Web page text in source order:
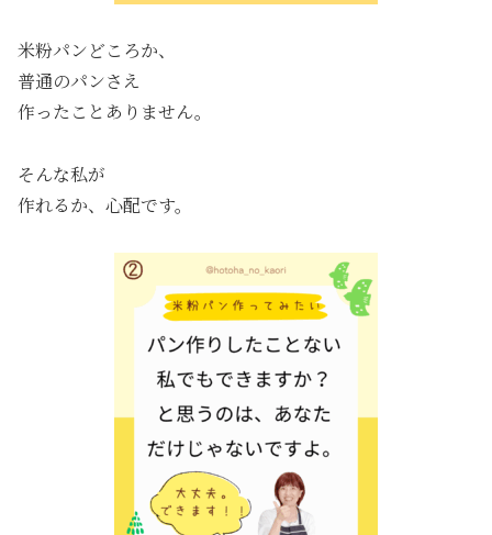
米粉パンどころか、
普通のパンさえ
作ったことありません。
そんな私が
作れるか、心配です。